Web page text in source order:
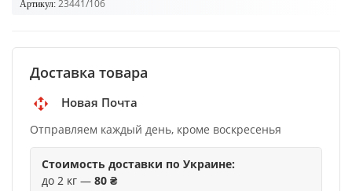
Артикул: 23441/106
Доставка товара
Новая Почта
Отправляем каждый день, кроме воскресенья
Стоимость доставки по Украине:
до 2 кг — 80 ₴